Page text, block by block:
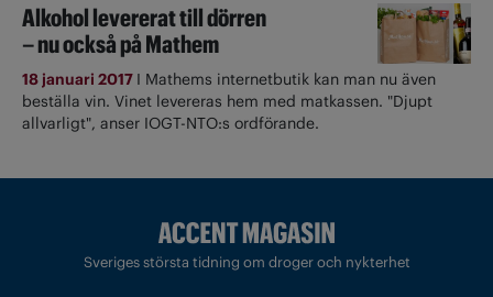
Alkohol levererat till dörren
– nu också på Mathem
18 januari 2017 I Mathems internetbutik kan man nu även
beställa vin. Vinet levereras hem med matkassen. "Djupt
allvarligt", anser IOGT-NTO:s ordförande.
Sveriges största tidning om droger och nykterhet